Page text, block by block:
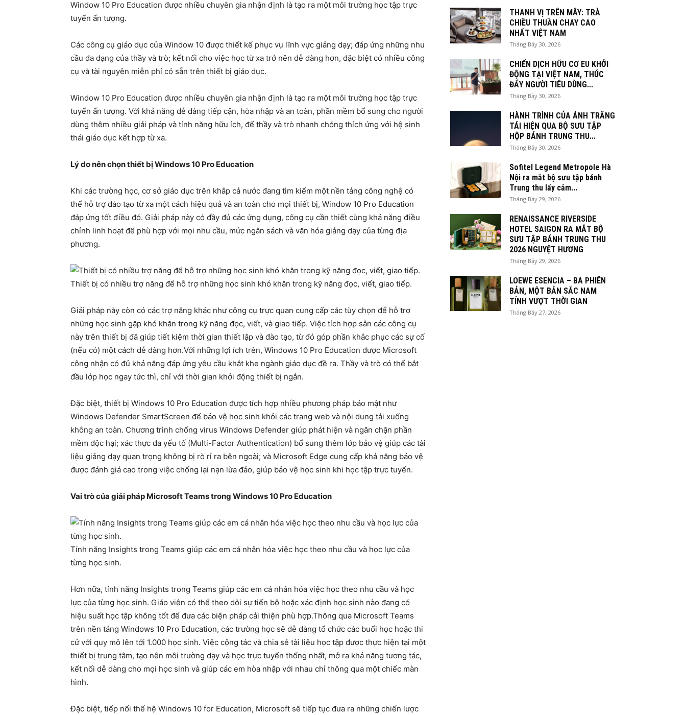
Window 10 Pro Education được nhiều chuyên gia nhận định là tạo ra một môi trường học tập trực
tuyến ấn tượng.
Các công cụ giáo dục của Window 10 được thiết kế phục vụ lĩnh vực giảng dạy; đáp ứng những nhu
cầu đa dạng của thầy và trò; kết nối cho việc học từ xa trở nên dễ dàng hơn, đặc biệt có nhiều công
cụ và tài nguyên miễn phí có sẵn trên thiết bị giáo dục.
Window 10 Pro Education được nhiều chuyên gia nhận định là tạo ra một môi trường học tập trực
tuyến ấn tượng. Với khả năng dễ dàng tiếp cận, hòa nhập và an toàn, phần mềm bổ sung cho người
dùng thêm nhiều giải pháp và tính năng hữu ích, để thầy và trò nhanh chóng thích ứng với hệ sinh
thái giáo dục kết hợp từ xa.
Lý do nên chọn thiết bị Windows 10 Pro Education
Khi các trường học, cơ sở giáo dục trên khắp cả nước đang tìm kiếm một nền tảng công nghệ có
thể hỗ trợ đào tạo từ xa một cách hiệu quả và an toàn cho mọi thiết bị, Window 10 Pro Education
đáp ứng tốt điều đó. Giải pháp này có đầy đủ các ứng dụng, công cụ cần thiết cùng khả năng điều
chỉnh linh hoạt để phù hợp với mọi nhu cầu, mức ngân sách và văn hóa giảng dạy của từng địa
phương.
Thiết bị có nhiều trợ năng để hỗ trợ những học sinh khó khăn trong kỹ năng đọc, viết, giao tiếp.
Giải pháp này còn có các trợ năng khác như công cụ trực quan cung cấp các tùy chọn để hỗ trợ
những học sinh gặp khó khăn trong kỹ năng đọc, viết, và giao tiếp. Việc tích hợp sẵn các công cụ
này trên thiết bị đã giúp tiết kiệm thời gian thiết lập và đào tạo, từ đó góp phần khắc phục các sự cố
(nếu có) một cách dễ dàng hơn.Với những lợi ích trên, Windows 10 Pro Education được Microsoft
công nhận có đủ khả năng đáp ứng yêu cầu khắt khe ngành giáo dục đề ra. Thầy và trò có thể bắt
đầu lớp học ngay tức thì, chỉ với thời gian khởi động thiết bị ngắn.
Đặc biệt, thiết bị Windows 10 Pro Education được tích hợp nhiều phương pháp bảo mật như
Windows Defender SmartScreen để bảo vệ học sinh khỏi các trang web và nội dung tải xuống
không an toàn. Chương trình chống virus Windows Defender giúp phát hiện và ngăn chặn phần
mềm độc hại; xác thực đa yếu tố (Multi-Factor Authentication) bổ sung thêm lớp bảo vệ giúp các tài
liệu giảng dạy quan trọng không bị rò rỉ ra bên ngoài; và Microsoft Edge cung cấp khả năng bảo vệ
được đánh giá cao trong việc chống lại nạn lừa đảo, giúp bảo vệ học sinh khi học tập trực tuyến.
Vai trò của giải pháp Microsoft Teams trong Windows 10 Pro Education
Tính năng Insights trong Teams giúp các em cá nhân hóa việc học theo nhu cầu và học lực của
từng học sinh.
Hơn nữa, tính năng Insights trong Teams giúp các em cá nhân hóa việc học theo nhu cầu và học
lực của từng học sinh. Giáo viên có thể theo dõi sự tiến bộ hoặc xác định học sinh nào đang có
hiệu suất học tập không tốt để đưa các biện pháp cải thiện phù hợp.Thông qua Microsoft Teams
trên nền tảng Windows 10 Pro Education, các trường học sẽ dễ dàng tổ chức các buổi học hoặc thi
cử với quy mô lên tới 1.000 học sinh. Việc cộng tác và chia sẻ tài liệu học tập được thực hiện tại một
thiết bị trung tâm, tạo nên môi trường dạy và học trực tuyến thống nhất, mở ra khả năng tương tác,
kết nối dễ dàng cho mọi học sinh và giúp các em hòa nhập với nhau chỉ thông qua một chiếc màn
hình.
Đặc biệt, tiếp nối thế hệ Windows 10 for Education, Microsoft sẽ tiếp tục đưa ra những chiến lược
THANH VỊ TRÊN MÂY: TRÀ
CHIỀU THUẦN CHAY CAO
NHẤT VIỆT NAM
Tháng Bảy 30, 2026
CHIẾN DỊCH HỮU CƠ EU KHỞI
ĐỘNG TẠI VIỆT NAM, THÚC
ĐẨY NGƯỜI TIÊU DÙNG...
Tháng Bảy 30, 2026
HÀNH TRÌNH CỦA ÁNH TRĂNG
TÁI HIỆN QUA BỘ SƯU TẬP
HỘP BÁNH TRUNG THU...
Tháng Bảy 30, 2026
Sofitel Legend Metropole Hà
Nội ra mắt bộ sưu tập bánh
Trung thu lấy cảm...
Tháng Bảy 29, 2026
RENAISSANCE RIVERSIDE
HOTEL SAIGON RA MẮT BỘ
SƯU TẬP BÁNH TRUNG THU
2026 NGUYỆT HƯƠNG
Tháng Bảy 29, 2026
LOEWE ESENCIA – BA PHIÊN
BẢN, MỘT BẢN SẮC NAM
TÍNH VƯỢT THỜI GIAN
Tháng Bảy 27, 2026